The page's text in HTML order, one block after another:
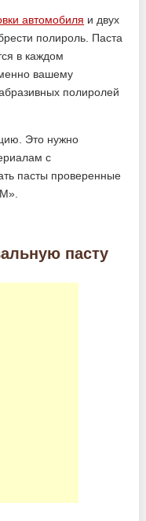
автомобиля и двух
полироль. Паста
в каждом
вашему
полиролей
Это нужно
с
пасты проверенные
пасту